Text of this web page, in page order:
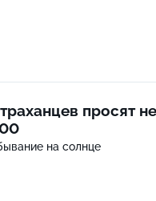
просят не
на солнце